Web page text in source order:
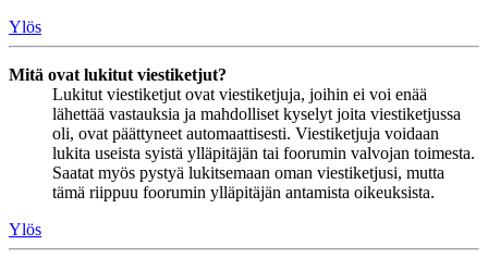
Ylös
Mitä ovat lukitut viestiketjut?
Lukitut viestiketjut ovat viestiketjuja, joihin ei voi enää
lähettää vastauksia ja mahdolliset kyselyt joita viestiketjussa
oli, ovat päättyneet automaattisesti. Viestiketjuja voidaan
lukita useista syistä ylläpitäjän tai foorumin valvojan toimesta.
Saatat myös pystyä lukitsemaan oman viestiketjusi, mutta
tämä riippuu foorumin ylläpitäjän antamista oikeuksista.
Ylös